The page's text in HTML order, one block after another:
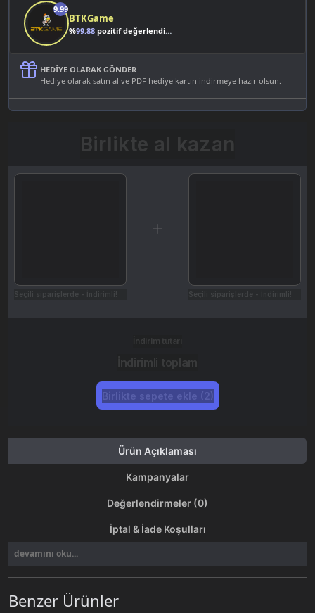
9.99
BTKGame
%99.88 pozitif değerlendirme
HEDIYE OLARAK GÖNDER
Hediye olarak satın al ve PDF hediye kartın indirmeye hazır olsun.
Birlikte al kazan
Seçili siparişlerde - İndirimli! Seçili siparişlerde - İndirimli!
İndirim tutarı
İndirimli toplam
Birlikte sepete ekle (2)
Ürün Açıklaması
Kampanyalar
Değerlendirmeler (0)
İptal & İade Koşulları
devamını oku...
Benzer Ürünler